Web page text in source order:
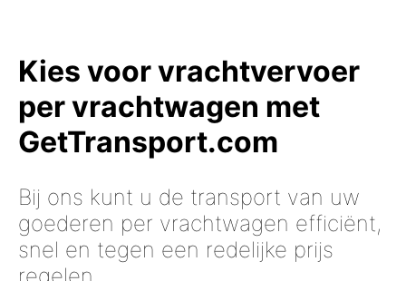
Kies voor vrachtvervoer
per vrachtwagen met
GetTransport.com
Bij ons kunt u de transport van uw
goederen per vrachtwagen efficiënt,
snel en tegen een redelijke prijs
regelen.